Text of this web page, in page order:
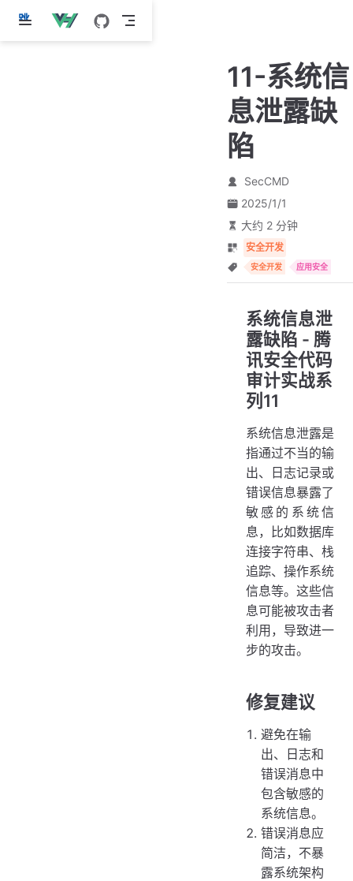
跳
11-系统信
息泄露缺
陷
SecCMD
2025/1/1
大约 2 分钟
安全开发
安全开发 应用安全
系统信息泄
露缺陷 - 腾
讯安全代码
审计实战系
列11
系统信息泄露是
指通过不当的输
出、日志记录或
错误信息暴露了
敏感的系统信
息，比如数据库
连接字符串、栈
追踪、操作系统
信息等。这些信
息可能被攻击者
利用，导致进一
步的攻击。
修复建议
避免在输
出、日志和
错误消息中
包含敏感的
系统信息。
错误消息应
简洁，不暴
露系统架构